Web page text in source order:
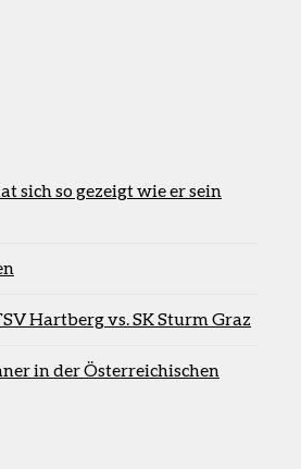
sich so gezeigt wie er sein
Hartberg vs. SK Sturm Graz
in der Österreichischen